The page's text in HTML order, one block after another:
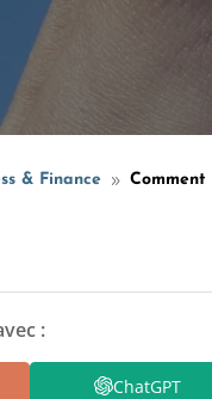
& Finance 9
:
ChatGPT